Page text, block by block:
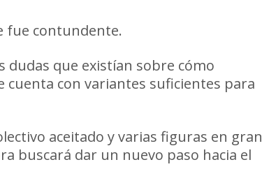
fue contundente.
dudas que existían sobre cómo
cuenta con variantes suficientes para
aceitado y varias figuras en gran
buscará dar un nuevo paso hacia el